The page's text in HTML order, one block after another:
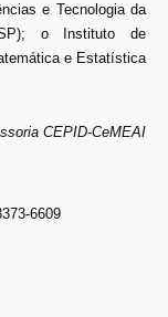
e Tecnologia da
o Instituto de
e Estatística
CEPID-CeMEAI
6609